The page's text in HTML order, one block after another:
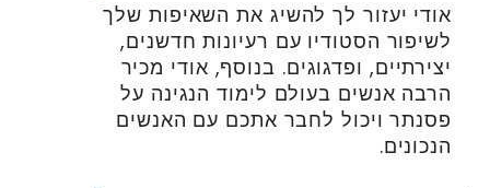
אודי יעזור לך להשיג את השאיפות שלך
לשיפור הסטודיו עם רעיונות חדשנים,
יצירתיים, ופדגוגים. בנוסף, אודי מכיר
הרבה אנשים בעולם לימוד הנגינה על
פסנתר ויכול לחבר אתכם עם האנשים
הנכונים.